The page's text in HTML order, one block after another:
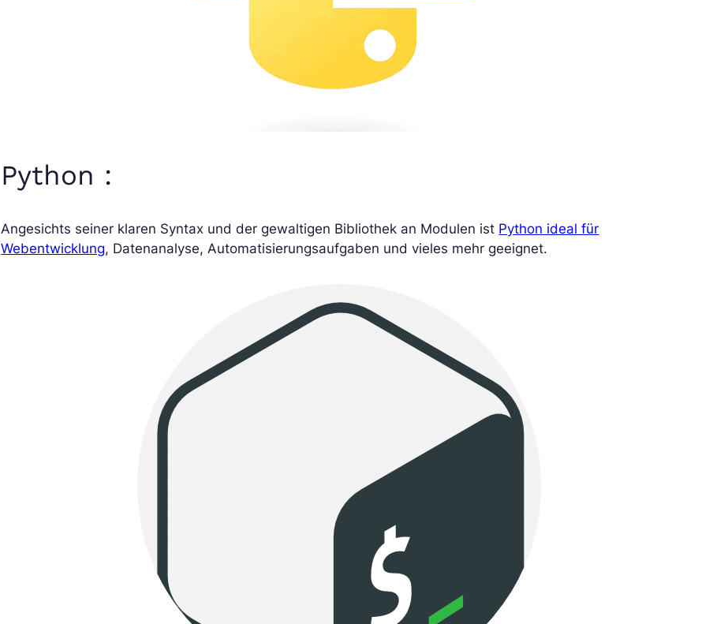
Python :
Angesichts seiner klaren Syntax und der gewaltigen Bibliothek an Modulen ist Python ideal für
Webentwicklung, Datenanalyse, Automatisierungsaufgaben und vieles mehr geeignet.